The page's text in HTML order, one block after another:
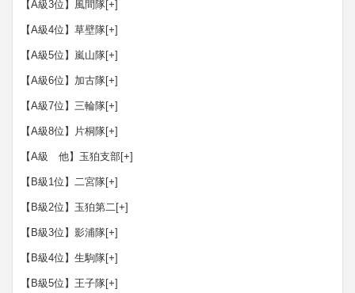
【A級3位】風間隊[+]
【A級4位】草壁隊[+]
【A級5位】嵐山隊[+]
【A級6位】加古隊[+]
【A級7位】三輪隊[+]
【A級8位】片桐隊[+]
【A級 他】玉狛支部[+]
【B級1位】二宮隊[+]
【B級2位】玉狛第二[+]
【B級3位】影浦隊[+]
【B級4位】生駒隊[+]
【B級5位】王子隊[+]